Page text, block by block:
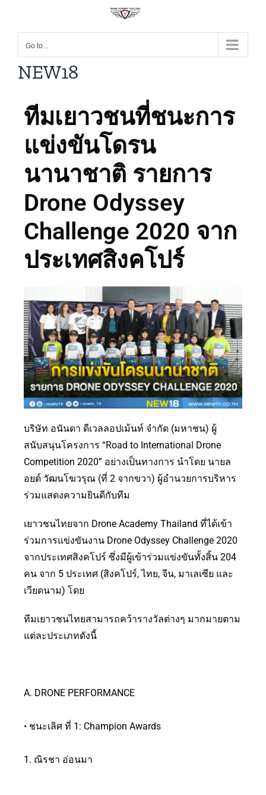
Go to...
NEW18
ทีมเยาวชนที่ชนะการ
แข่งขันโดรน
นานาชาติ รายการ
Drone Odyssey
Challenge 2020 จาก
ประเทศสิงคโปร์
บริษัท อนันดา ดีเวลลอปเม้นท์ จํากัด (มหาชน) ผู้
สนับสนุนโครงการ “Road to International Drone
Competition 2020” อย่างเป็นทางการ นำโดย นายล
อยด์ วัฒนโฆวรุณ (ที่ 2 จากขวา) ผู้อำนวยการบริหาร
ร่วมแสดงความยินดีกับทีม
เยาวชนไทยจาก Drone Academy Thailand ที่ได้เข้า
ร่วมการแข่งขันงาน Drone Odyssey Challenge 2020
จากประเทศสิงคโปร์ ซึ่งมีผู้เข้าร่วมแข่งขันทั้งสิ้น 204
คน จาก 5 ประเทศ (สิงคโปร์, ไทย, จีน, มาเลเซีย และ
เวียดนาม) โดย
ทีมเยาวชนไทยสามารถคว้ารางวัลต่างๆ มากมายตาม
แต่ละประเภทดังนี้
A. DRONE PERFORMANCE
• ชนะเลิศ ที่ 1: Champion Awards
1. ณิรชา อ่อนมา